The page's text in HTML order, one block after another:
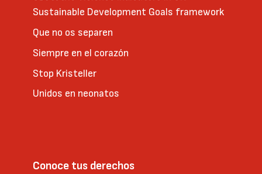
Sustainable Development Goals framework
Que no os separen
Siempre en el corazón
Stop Kristeller
Unidos en neonatos
Conoce tus derechos